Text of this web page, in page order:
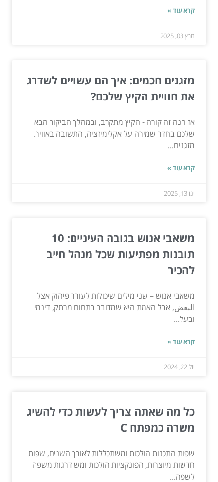
קרא עוד »
מרץ 03, 2025
מזגנים חכמים: איך הם עשויים לשדרג
את חוויית הקיץ שלכם?
אז הנה זה קורה - הקיץ מתקרב, ובמהלך הביקור הבא
שלכם בחדר שמירה על אקלימיזציה, התשובה באוויר.
מזגנים...
קרא עוד »
ינו 13, 2025
משאבי אנוש בגובה העיניים: 10
תובנות מפתיעות שכל מנהל חייב
להכיר
משאבי אנוש – שני מילים שיכולות לעורר פיהוק אצל
البعض, אבל האמת היא שמדובר בתחום מרתק, דינמי
ובעל...
קרא עוד »
יול 22, 2024
כל מה שאתה צריך לעשות כדי להשיג
משרה כמפתח C
שפות התכנות הולכות ומשתכללות לאורך השנים, שפות
חדשות מיוצרות, הפונקציות הולכות ומשודרגות משפה
לשפה...